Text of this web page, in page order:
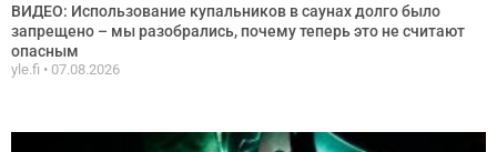
ВИДЕО: Использование купальников в саунах долго было
запрещено – мы разобрались, почему теперь это не считают
опасным
yle.fi 07.08.2026